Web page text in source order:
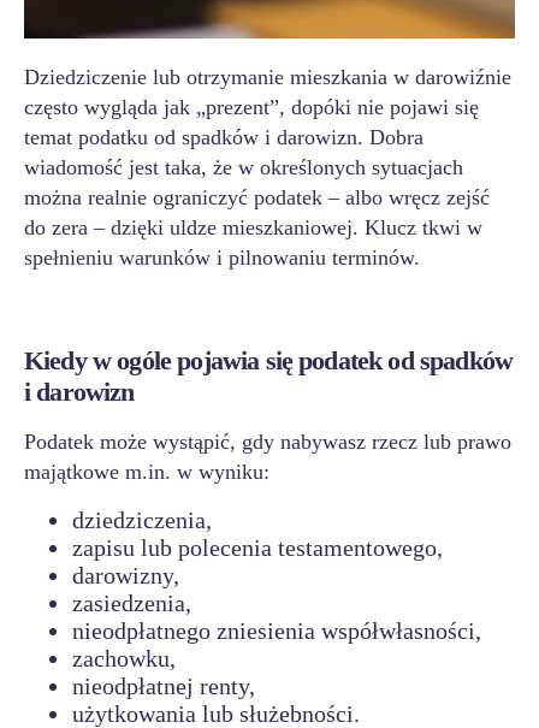
Dziedziczenie lub otrzymanie mieszkania w darowiźnie
często wygląda jak „prezent”, dopóki nie pojawi się
temat podatku od spadków i darowizn. Dobra
wiadomość jest taka, że w określonych sytuacjach
można realnie ograniczyć podatek – albo wręcz zejść
do zera – dzięki uldze mieszkaniowej. Klucz tkwi w
spełnieniu warunków i pilnowaniu terminów.
Kiedy w ogóle pojawia się podatek od spadków
i darowizn
Podatek może wystąpić, gdy nabywasz rzecz lub prawo
majątkowe m.in. w wyniku:
dziedziczenia,
zapisu lub polecenia testamentowego,
darowizny,
zasiedzenia,
nieodpłatnego zniesienia współwłasności,
zachowku,
nieodpłatnej renty,
użytkowania lub służebności.